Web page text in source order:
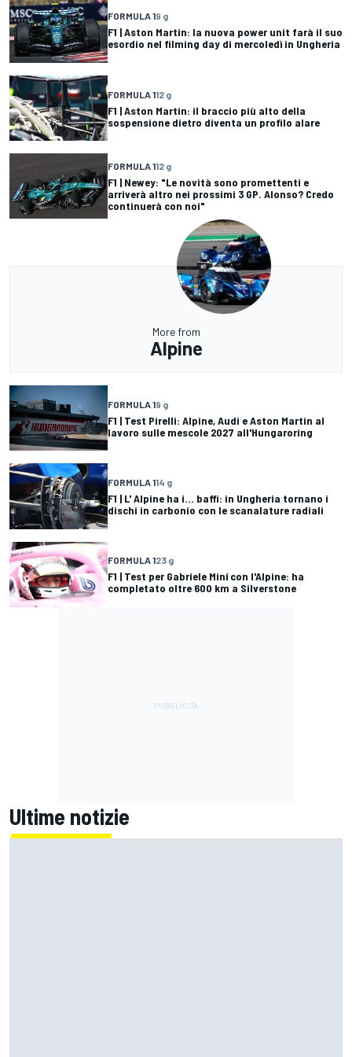
FORMULA 19 g
F1 | Aston Martin: la nuova power unit farà il suo
esordio nel filming day di mercoledì in Ungheria
FORMULA 112 g
F1 | Aston Martin: il braccio più alto della
sospensione dietro diventa un profilo alare
FORMULA 112 g
F1 | Newey: "Le novità sono promettenti e
arriverà altro nei prossimi 3 GP. Alonso? Credo
continuerà con noi"
More from
Alpine
FORMULA 19 g
F1 | Test Pirelli: Alpine, Audi e Aston Martin al
lavoro sulle mescole 2027 all'Hungaroring
FORMULA 114 g
F1 | L' Alpine ha i... baffi: in Ungheria tornano i
dischi in carbonio con le scanalature radiali
FORMULA 123 g
F1 | Test per Gabriele Miní con l'Alpine: ha
completato oltre 600 km a Silverstone
Ultime notizie